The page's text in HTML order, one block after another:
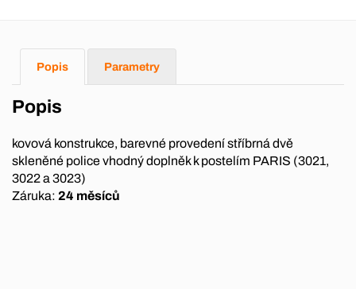
Popis Parametry
Popis
kovová konstrukce, barevné provedení stříbrná dvě
skleněné police vhodný doplněk k postelím PARIS (3021,
3022 a 3023)
Záruka: 24 měsíců